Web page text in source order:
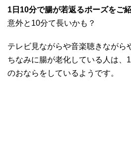
1日10分で腸が若返るポーズをご紹
意外と10分て長いかも？
テレビ見ながらや音楽聴きながら
ちなみに腸が老化している人は、
のおならをしているようです。